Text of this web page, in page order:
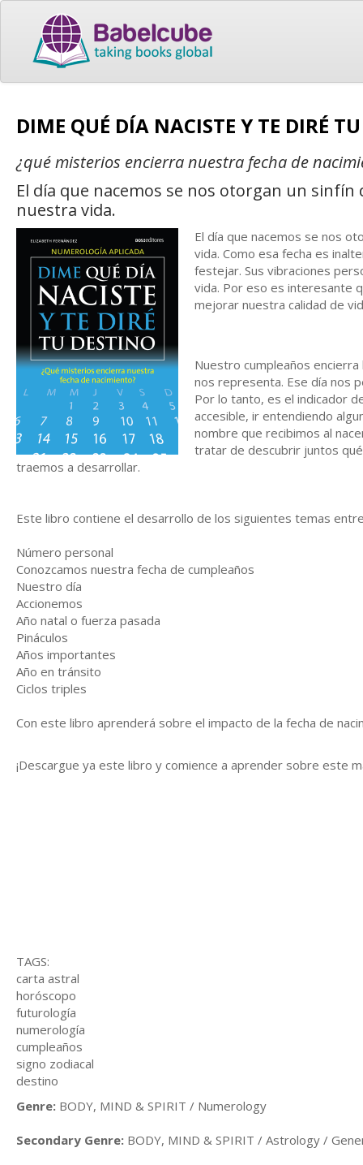
DIME QUÉ DÍA NACISTE Y TE DIRÉ
¿qué misterios encierra nuestra fecha de
El día que nacemos se nos otorgan un
nuestra vida.
El día que nacemos se nos
vida. Como esa fecha es
festejar. Sus vibraciones
vida. Por eso es interesante
mejorar nuestra calidad de
Nuestro cumpleaños
nos representa. Ese día nos
Por lo tanto, es el indicador
accesible, ir entendiendo
nombre que recibimos al
tratar de descubrir juntos
traemos a desarrollar.
Este libro contiene el desarrollo de los siguientes temas
Número personal
Conozcamos nuestra fecha de cumpleaños
Nuestro día
Accionemos
Año natal o fuerza pasada
Pináculos
Años importantes
Año en tránsito
Ciclos triples
Con este libro aprenderá sobre el impacto de la fecha de
¡Descargue ya este libro y comience a aprender sobre este
TAGS:
carta astral
horóscopo
futurología
numerología
cumpleaños
signo zodiacal
destino
Genre: BODY, MIND & SPIRIT / Numerology
Secondary Genre: BODY, MIND & SPIRIT / Astrology /